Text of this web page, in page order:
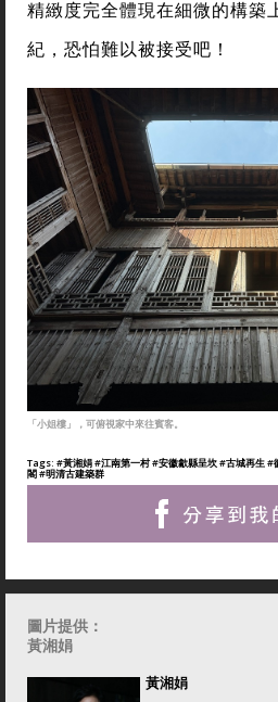
精緻度完全體現在細微的構築
紀，恐怕難以被接受吧！
「小姐樓」，可俯視家中來往賓客。
Tags: #黃湘娟#江南第一村#安徽歙縣呈坎#古城再生#
閣#明清古建築群
圖片提供：
黃湘娟
黃湘娟